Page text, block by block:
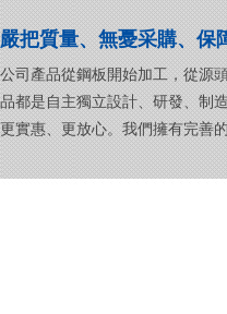
嚴把質量、無憂采購、保
公司產品從鋼板開始加工，從源
品都是自主獨立設計、研發、制
更實惠、更放心。我們擁有完善